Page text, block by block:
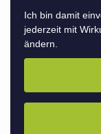
zurück
Wer uns bei
Ich bin damit
jederzeit mit
ändern.